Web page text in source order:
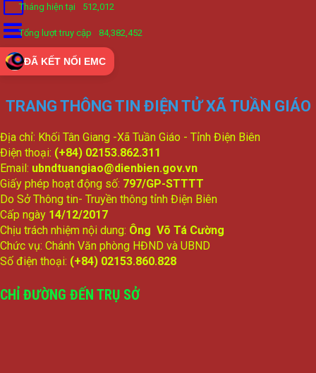
Tháng hiện tại 512,012
Tổng lượt truy cập 84,382,452
ĐÃ KẾT NỐI EMC
TRANG THÔNG TIN ĐIỆN TỬ XÃ TUẦN GIÁO
Địa chỉ: Khối Tân Giang -Xã Tuần Giáo - Tỉnh Điện Biên
Điện thoại: (+84) 02153.862.311
Email: ubndtuangiao@dienbien.gov.vn
Giấy phép hoạt động số: 797/GP-STTTT
Do Sở Thông tin- Truyền thông tỉnh Điện Biên
Cấp ngày 14/12/2017
Chịu trách nhiệm nội dung: Ông Võ Tá Cường
Chức vụ: Chánh Văn phòng HĐND và UBND
Số điện thoại: (+84) 02153.860.828
CHỈ ĐƯỜNG ĐẾN TRỤ SỞ